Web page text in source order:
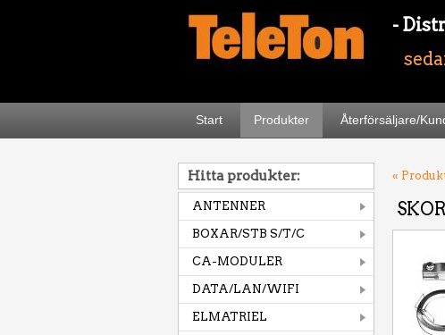
-
Start Produkter Återförsäljare/
Hitta produkter:
ANTENNER
BOXAR/STB S/T/C
CA-MODULER
DATA/LAN/WIFI
ELMATRIEL
«